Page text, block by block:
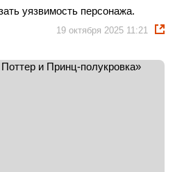
уязвимость персонажа.
19 октября 2025 11:21